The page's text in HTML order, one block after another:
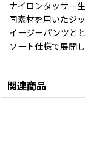
ナイロンタッサー
同素材を用いたジ
イージーパンツと
ソート仕様で展開し
関連商品